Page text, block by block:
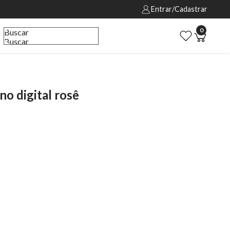
Entrar/Cadastrar
Buscar
Buscar
0
digital rosê